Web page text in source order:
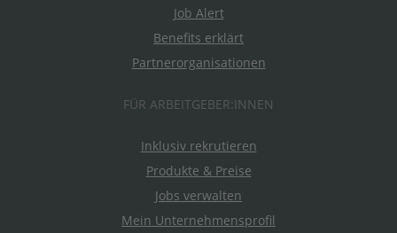
Job Alert
Benefits erklärt
Partnerorganisationen
FÜR ARBEITGEBER:INNEN
Inklusiv rekrutieren
Produkte & Preise
Jobs verwalten
Mein Unternehmensprofil